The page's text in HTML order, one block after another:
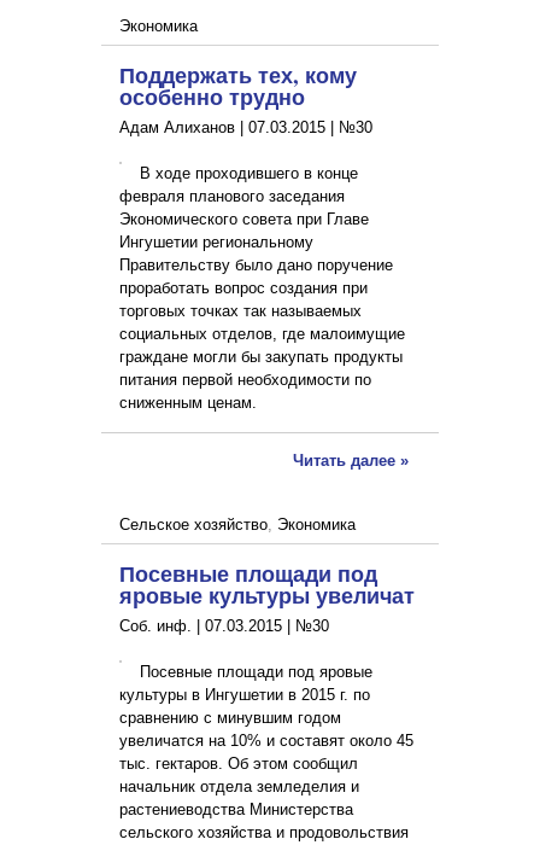
Экономика
Поддержать тех, кому
особенно трудно
Адам Алиханов | 07.03.2015 №30
В ходе проходившего в конце
февраля планового заседания
Экономического совета при Главе
Ингушетии региональному
Правительству было дано поручение
проработать вопрос создания при
торговых точках так называемых
социальных отделов, где малоимущие
граждане могли бы закупать продукты
питания первой необходимости по
сниженным ценам.
Читать далее »
Сельское хозяйство, Экономика
Посевные площади под
яровые культуры увеличат
Соб. инф. | 07.03.2015 №30
Посевные площади под яровые
культуры в Ингушетии в 2015 г. по
сравнению с минувшим годом
увеличатся на 10% и составят около 45
тыс. гектаров. Об этом сообщил
начальник отдела земледелия и
растениеводства Министерства
сельского хозяйства и продовольствия